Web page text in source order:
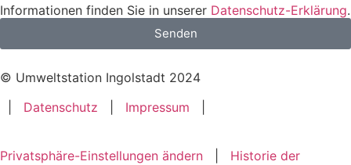
Informationen finden Sie in unserer Datenschutz-Erklärung.
Senden
© Umweltstation Ingolstadt 2024
Datenschutz Impressum
Privatsphäre-Einstellungen ändern
Historie der